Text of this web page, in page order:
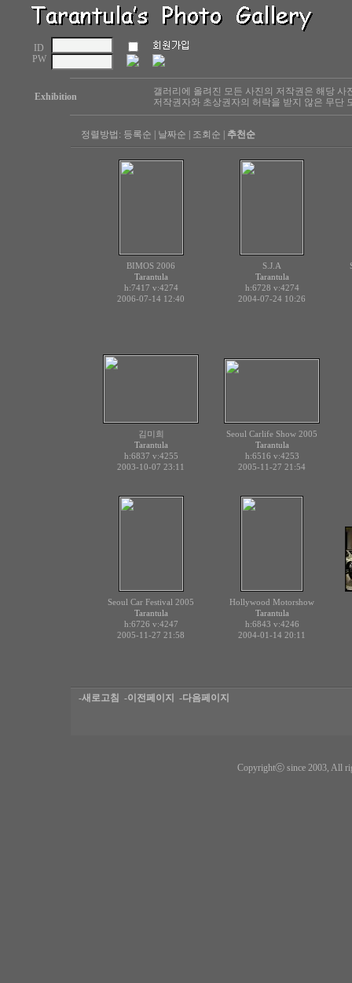
ID
PW
Exhibition
갤러리에 올려진 모든 사진의 저작권은 해당
저작권자와 초상권자의 허락을 받지 않은 무단
정렬방법: 등록순 날짜순 조회순 추천순
BIMOS 2006
Tarantula
h:7417 v:4274
2006-07-14 12:40
S.J.A
Tarantula
h:6728 v:4274
2004-07-24 10:26
김미희
Tarantula
h:6837 v:4255
2003-10-07 23:11
Seoul Carlife Show 2005
Tarantula
h:6516 v:4253
2005-11-27 21:54
Seoul Car Festival 2005
Tarantula
h:6726 v:4247
2005-11-27 21:58
Hollywood Motorshow
Tarantula
h:6843 v:4246
2004-01-14 20:11
-새로고침 -이전페이지 -다음페이지
Copyrightⓒ since 2003, All